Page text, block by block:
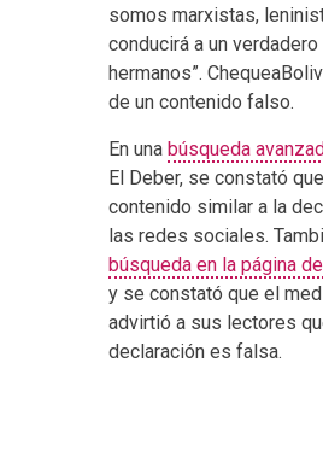
somos marxistas,
conducirá a un
hermanos”.
de un contenido falso.
En una búsqueda
El Deber, se constató
contenido similar a la
las redes sociales.
búsqueda en la página
y se constató que el
advirtió a sus lectores
declaración es falsa.